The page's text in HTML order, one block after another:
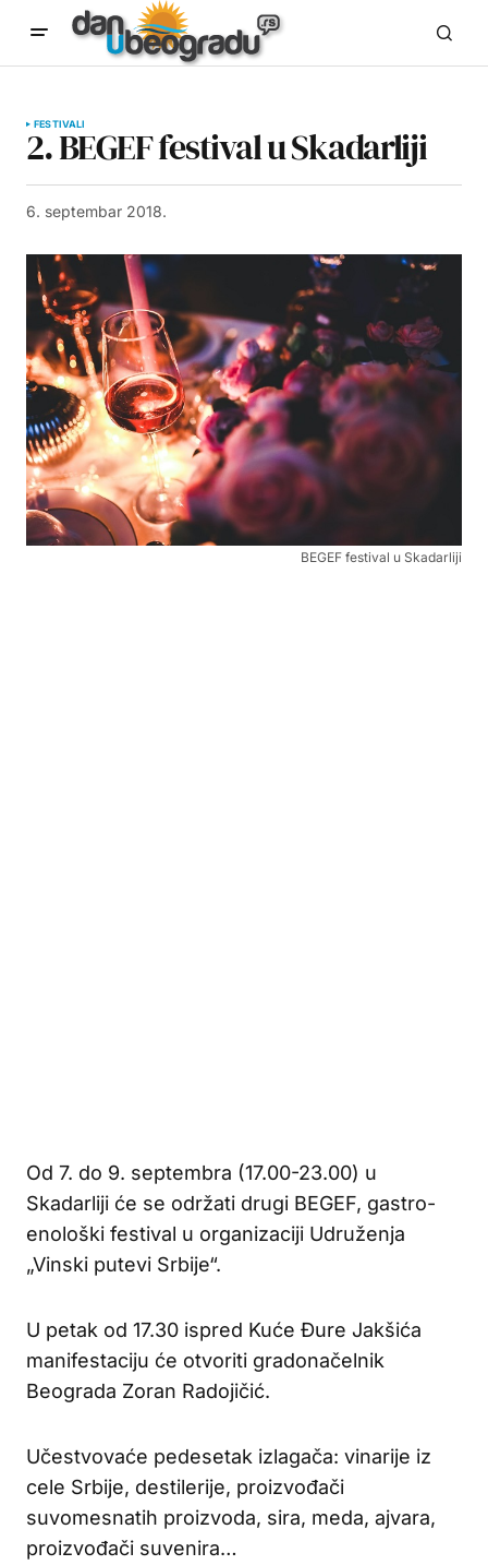
FESTIVALI
2. BEGEF festival u Skadarliji
6. septembar 2018.
BEGEF festival u Skadarliji
Od 7. do 9. septembra (17.00-23.00) u
Skadarliji će se održati drugi BEGEF, gastro-
enološki festival u organizaciji Udruženja
„Vinski putevi Srbije“.
U petak od 17.30 ispred Kuće Đure Jakšića
manifestaciju će otvoriti gradonačelnik
Beograda Zoran Radojičić.
Učestvovaće pedesetak izlagača: vinarije iz
cele Srbije, destilerije, proizvođači
suvomesnatih proizvoda, sira, meda, ajvara,
proizvođači suvenira…